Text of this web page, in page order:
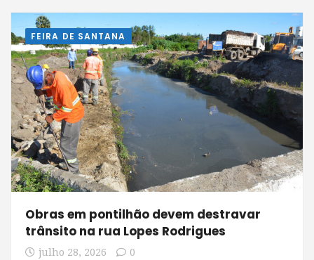
FEIRA DE SANTANA
Obras em pontilhão devem destravar
trânsito na rua Lopes Rodrigues
julho 28, 2026 0